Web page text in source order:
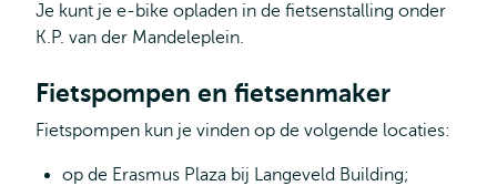
Je kunt je e-bike opladen in de fietsenstalling onder
K.P. van der Mandeleplein.
Fietspompen en fietsenmaker
Fietspompen kun je vinden op de volgende locaties:
op de Erasmus Plaza bij Langeveld Building;